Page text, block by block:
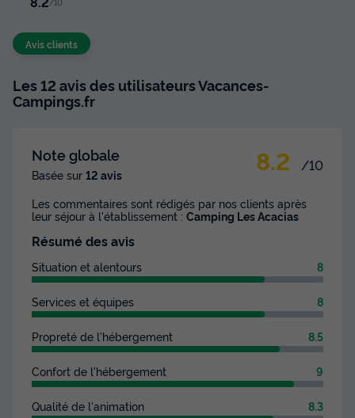
/10
Avis clients
Les 12 avis des utilisateurs Vacances-
Campings.fr
Note globale
Basée sur 12 avis 8.2 /10
Les commentaires sont rédigés par nos clients après
leur séjour à l'établissement : Camping Les Acacias
Résumé des avis
Situation et alentours 8
Services et équipes 8
Propreté de l'hébergement 8.5
Confort de l'hébergement 9
Qualité de l'animation 8.3